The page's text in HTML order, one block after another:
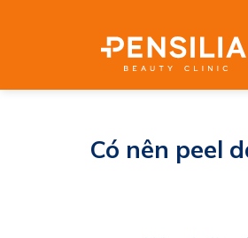
Có nên peel